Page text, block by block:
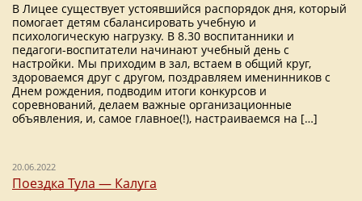
В Лицее существует устоявшийся распорядок дня, который
помогает детям cбалансировать учебную и
психологическую нагрузку. В 8.30 воспитанники и
педагоги-воспитатели начинают учебный день с
настройки. Мы приходим в зал, встаем в общий круг,
здороваемся друг с другом, поздравляем именинников с
Днем рождения, подводим итоги конкурсов и
соревнований, делаем важные организационные
объявления, и, самое главное(!), настраиваемся на […]
20.06.2022
Поездка Тула — Калуга